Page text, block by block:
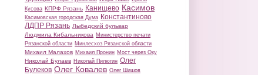
Кусова КПРФ Рязань Канищево Касимов
Касимовская городская Дума Константиново
ЛДПР Рязань Лыбедский бульвар
Людмила Кибальникова Министерство печати
Рязанской области Минлесхоз Рязанской области
Михаил Малахов Михаил Пронин Мост через Оку
Николай Булаев Николай Пилюгин Олег
Булеков Олег Ковалев Олег Шишов